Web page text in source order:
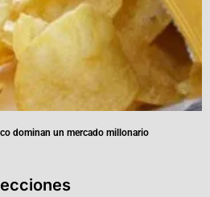
dominan un mercado millonario